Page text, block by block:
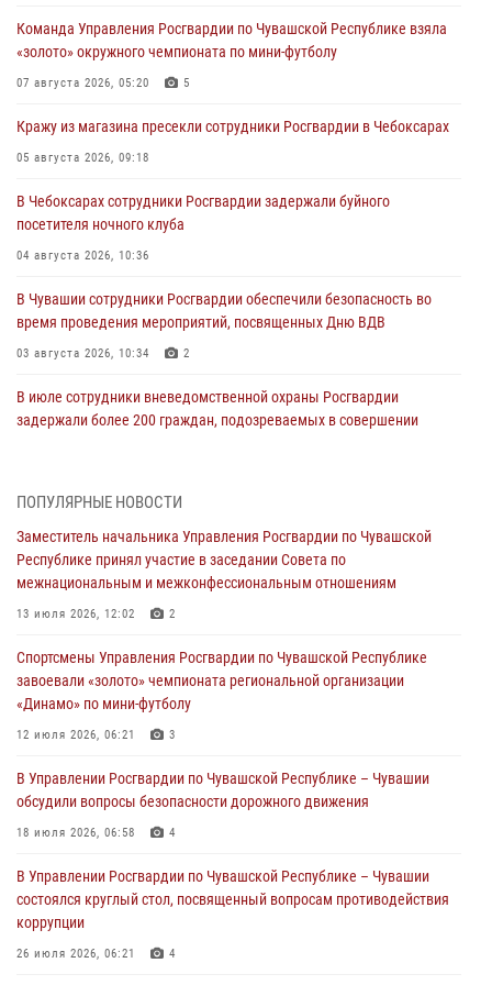
Команда Управления Росгвардии по Чувашской Республике взяла
«золото» окружного чемпионата по мини-футболу
07 августа 2026, 05:20 5
Кражу из магазина пресекли сотрудники Росгвардии в Чебоксарах
05 августа 2026, 09:18
В Чебоксарах сотрудники Росгвардии задержали буйного
посетителя ночного клуба
04 августа 2026, 10:36
В Чувашии сотрудники Росгвардии обеспечили безопасность во
время проведения мероприятий, посвященных Дню ВДВ
03 августа 2026, 10:34 2
В июле сотрудники вневедомственной охраны Росгвардии
задержали более 200 граждан, подозреваемых в совершении
мировой войне 1914-1918 годов
01 августа 2026, 07:19
В Ядрине сотрудники Росгвардии задержали подозреваемого в
01 августа 2026, 06:12
1 августа – День дежурной службы войск национальной гвардии
Российской Федерации
Директор Росгвардии Герой России генерал армии Виктор Золотов
поздравил специалистов подразделений тыла с профессиональным
01 августа 2026, 00:01
ПОПУЛЯРНЫЕ НОВОСТИ
Заместитель начальника Управления Росгвардии по Чувашской
Республике принял участие в заседании Совета по
межнациональным и межконфессиональным отношениям
13 июля 2026, 12:02 2
Спортсмены Управления Росгвардии по Чувашской Республике
завоевали «золото» чемпионата региональной организации
«Динамо» по мини-футболу
12 июля 2026, 06:21 3
В Управлении Росгвардии по Чувашской Республике – Чувашии
обсудили вопросы безопасности дорожного движения
18 июля 2026, 06:58 4
В Управлении Росгвардии по Чувашской Республике – Чувашии
состоялся круглый стол, посвященный вопросам противодействия
коррупции
26 июля 2026, 06:21 4